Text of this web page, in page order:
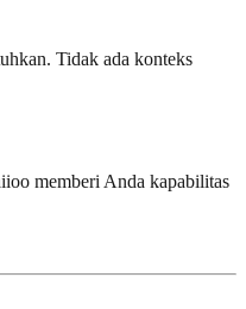
Tidak ada konteks
memberi Anda kapabilitas